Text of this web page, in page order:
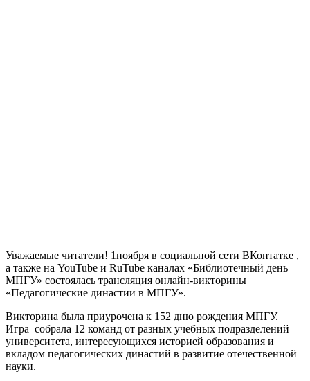
Уважаемые читатели! 1ноября в социальной сети ВКонтатке ,
а также на YouTube и RuTube каналах «Библиотечный день
МПГУ» состоялась трансляция онлайн-викторины
«Педагогические династии в МПГУ».
Викторина была приурочена к 152 дню рождения МПГУ.
Игра собрала 12 команд от разных учебных подразделений
университета, интересующихся историей образования и
вкладом педагогических династий в развитие отечественной
науки.